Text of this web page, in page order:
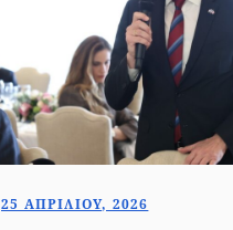
25 ΑΠΡΙΛΊΟΥ, 2026